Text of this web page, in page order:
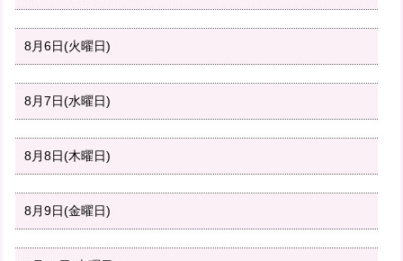
8月6日(火曜日)
8月7日(水曜日)
8月8日(木曜日)
8月9日(金曜日)